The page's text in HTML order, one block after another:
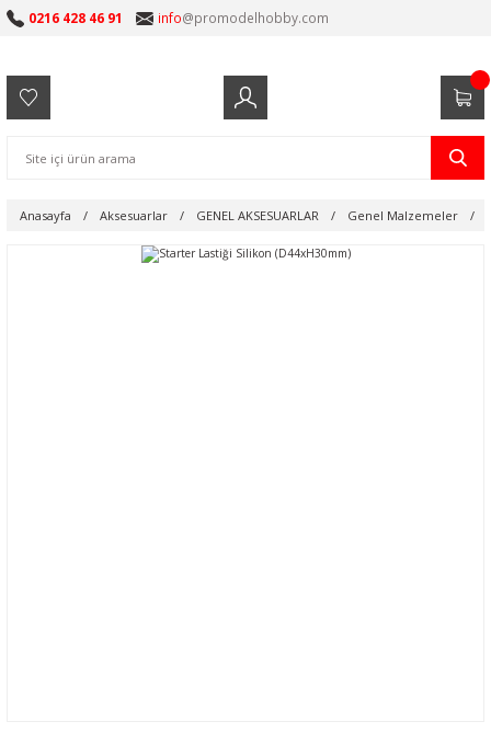
0216 428 46 91 info@promodelhobby.com
Anasayfa Aksesuarlar GENEL AKSESUARLAR Genel Malzemeler